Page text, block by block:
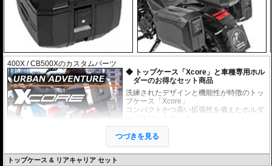
○ ○
ブラック
9503-XP-SMT-BR
￥249,000
￥273,900 (税込)
23,650円お得!!
ブラック
9503-XP-SMT-BL
￥249,000
￥273,900(税込)
○ ○
ブラック
9503-XP-SBT-B
￥253,000
￥
24,200円お得!!
商品：
○
シルバー
978-XP-SCB-S
￥168,000
￥184,800 (税込)
15,950円お得!!
○
シルバー
978-XP-SST-S
￥245,000
￥269,500(税込)
○ ○
シルバー
978-XP-SMT-SR
￥175,500
￥
104,500円お得!!
○ ○
シルバー
￥175,500
○ ○ ○
シルバー
978-XP-SBT-S
￥278,300(税込)
400X / CB500Xのカスタムパーツ
トップケース「Xcore」と車種専用ホル
ダーのお得なセット商品
洗練されたデザインと機能性が特徴のトッ
プケース「Xcore」
コンパクトかつ高い拡張性を備えたホルダ
上記のケースとホルダーがセットになった
お得なセット商品です。
未知の冒険へ挑むための次世代アドベン
つづきを見る
トップケース & リアキャリア セット